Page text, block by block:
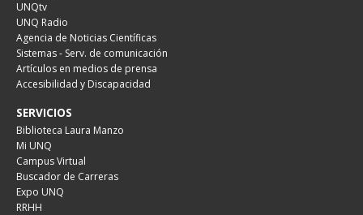
UNQtv
UNQ Radio
Agencia de Noticias Científicas
Sistemas - Serv. de comunicación
Artículos en medios de prensa
Accesibilidad y Discapacidad
SERVICIOS
Biblioteca Laura Manzo
Mi UNQ
Campus Virtual
Buscador de Carreras
Expo UNQ
RRHH